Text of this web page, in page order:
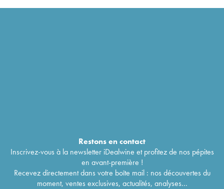
Restons encontact
Inscrivez-vous à la newsletter iDealwine et profitez de nos pépites
en avant-première !
Recevez directement dans votre boîte mail : nos découvertes du
moment, ventes exclusives, actualités, analyses...